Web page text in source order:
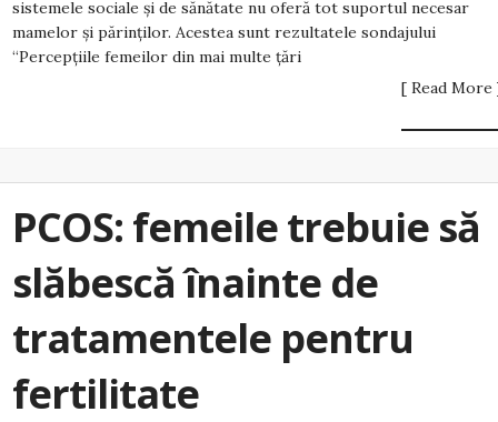
sistemele sociale şi de sănătate nu oferă tot suportul necesar
mamelor şi părinţilor. Acestea sunt rezultatele sondajului
“Percepţiile femeilor din mai multe ţări
[ Read More
PCOS: femeile trebuie să
slăbescă înainte de
tratamentele pentru
fertilitate